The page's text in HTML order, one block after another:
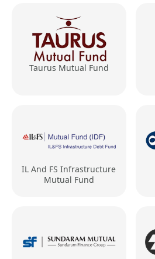
Taurus Mutual Fund
IL And FS Infrastructure
Mutual Fund